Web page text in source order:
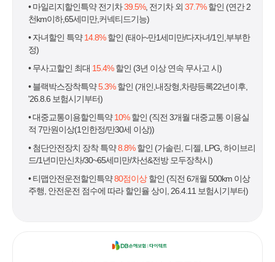
• 마일리지할인특약 전기차39.5%, 전기차 외 37.7%할인 (연간 2
천km이하,65세미만,커넥티드기능)
• 자녀할인 특약14.8%할인 (태아~만1세미만/다자녀/1인,부부한
정)
• 무사고할인 최대 15.4%할인 (3년 이상 연속 무사고 시)
• 블랙박스장착특약5.3%할인 (개인,내장형,차량등록22년이후,
'26.8.6 보험시기부터)
• 대중교통이용할인특약10%할인 (직전 3개월 대중교통 이용실
적 7만원이상(1인한정/만30세 이상))
• 첨단안전장치 장착 특약8.8%할인 (가솔린, 디젤, LPG, 하이브리
드/1년미만신차/30~65세미만/차선&전방 모두장착시)
• 티맵안전운전할인특약80점이상할인 (직전 6개월 500km 이상
주행, 안전운전 점수에 따라 할인율 상이, 26.4.11 보험시기부터)